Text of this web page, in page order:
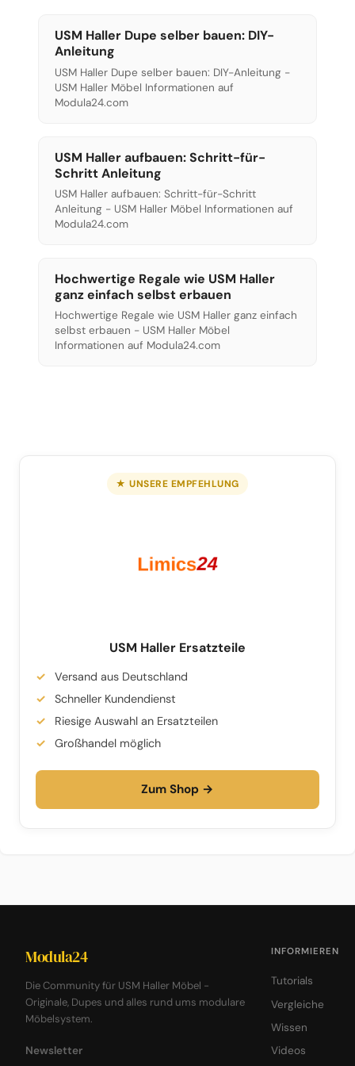
USM Haller Dupe selber bauen: DIY-
Anleitung
USM Haller Dupe selber bauen: DIY-Anleitung -
USM Haller Möbel Informationen auf
Modula24.com
USM Haller aufbauen: Schritt-für-
Schritt Anleitung
USM Haller aufbauen: Schritt-für-Schritt
Anleitung - USM Haller Möbel Informationen auf
Modula24.com
Hochwertige Regale wie USM Haller
ganz einfach selbst erbauen
Hochwertige Regale wie USM Haller ganz einfach
selbst erbauen - USM Haller Möbel
Informationen auf Modula24.com
★ UNSERE EMPFEHLUNG
USM Haller Ersatzteile
Versand aus Deutschland
Schneller Kundendienst
Riesige Auswahl an Ersatzteilen
Großhandel möglich
Zum Shop →
Modula24
Die Community für USM Haller Möbel -
Originale, Dupes und alles rund ums modulare
Möbelsystem.
Newsletter
INFORMIEREN
Tutorials
Vergleiche
Wissen
Videos